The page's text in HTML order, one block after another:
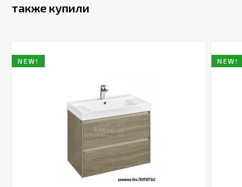
также купили
NEW! NEW!